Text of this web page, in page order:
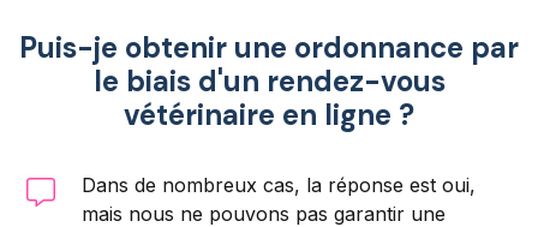
Puis-je obtenir une ordonnance par
le biais d'un rendez-vous
vétérinaire en ligne ?
Dans de nombreux cas, la réponse est oui,
mais nous ne pouvons pas garantir une